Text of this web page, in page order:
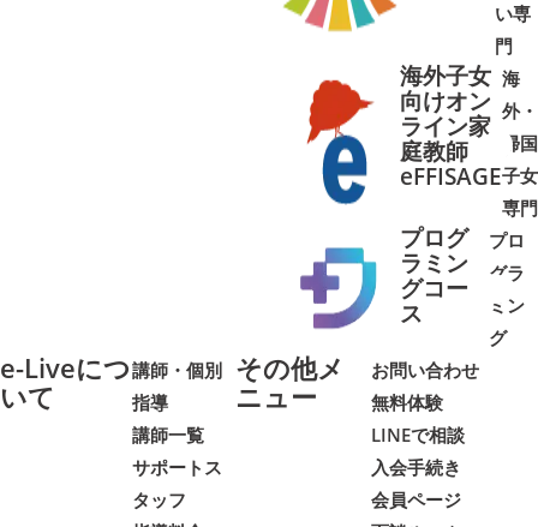
い専
門
海外子女
向けオン
ライン家
庭教師
eFFISAGE
海
外・
帰国
子女
専門
➜➜
プログ
ラミン
グコー
ス
プロ
グラ
ミン
グ
➜➜
e-Liveにつ
いて
講師・個別
指導
講師一覧
サポートス
タッフ
その他メ
ニュー
お問い合わせ
無料体験
LINEで相談
入会手続き
会員ページ